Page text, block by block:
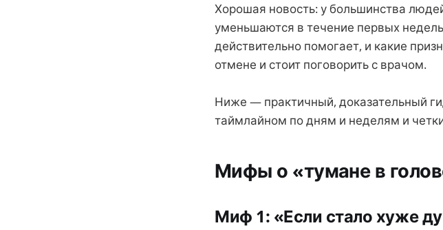
Хорошая новость: у большинства
уменьшаются в течение первых
действительно помогает, и какие
отмене и стоит поговорить с врачом.
Ниже — практичный, доказательный
таймлайном по дням и неделям и
Мифы о «тумане в
Миф 1: «Если стало хуже